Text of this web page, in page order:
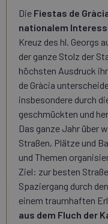
Die Fiestas de
nationalem
Kreuz des hl. Georgs
der ganze Stolz der
höchsten Ausdruck
de Gràcia
insbesondere durch
geschmückten und
Das ganze Jahr über
Straßen, Plätze und
und Themen
Ziel: zur besten
Spaziergang durch
einem traumhaften
aus dem Fluch der